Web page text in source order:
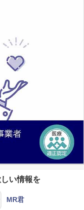
い情報を
MR君